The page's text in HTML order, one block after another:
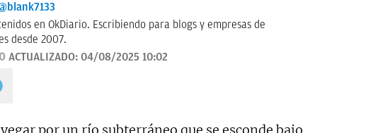
en OkDiario. Escribiendo para blogs y empresas de
desde 2007.
ACTUALIZADO: 04/08/2025 10:02